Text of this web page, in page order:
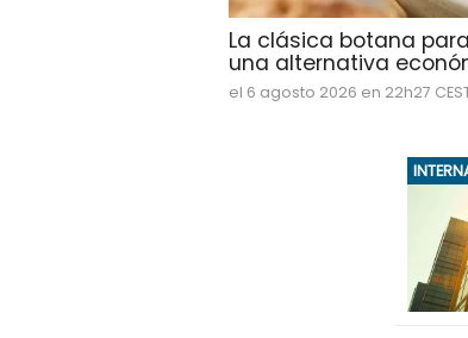
La clásica botana
una alternativa
el 6 agosto 2026 en 22h27